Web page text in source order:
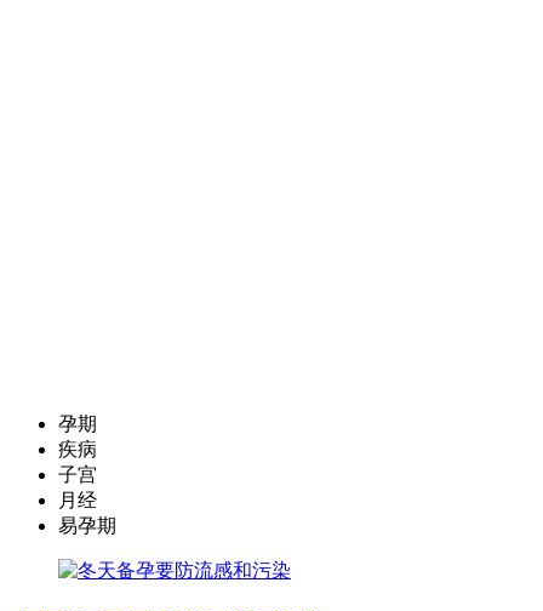
孕期
疾病
子宫
月经
易孕期